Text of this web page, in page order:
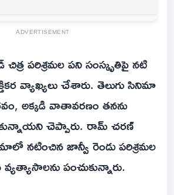
ADVERTISEMENT
పరిశ్రమల పని సంస్కృతిపై నటి
వ్యాఖ్యలు చేశారు. తెలుగు సినిమా
అక్కడి వాతావరణం తనను
చెప్పారు. రామ్ చరణ్
నటించిన జాన్వీ రెండు పరిశ్రమల
పంచుకున్నారు.